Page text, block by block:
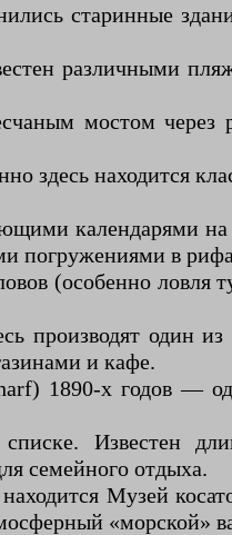
старинные
различными
мостом через
находится
календарями на
погружениями в
(особенно ловля
производят один
и кафе.
1890-х годов —
Известен
семейного отдыха.
Музей
«морской»